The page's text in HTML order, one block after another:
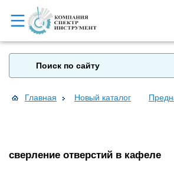
Главная Новый каталог
сверление отверстий в кафеле